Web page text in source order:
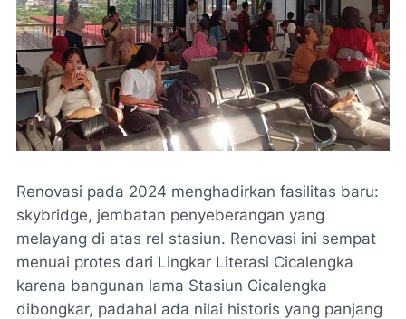
Renovasi pada 2024 menghadirkan fasilitas baru:
skybridge, jembatan penyeberangan yang
melayang di atas rel stasiun. Renovasi ini sempat
menuai protes dari Lingkar Literasi Cicalengka
karena bangunan lama Stasiun Cicalengka
dibongkar, padahal ada nilai historis yang panjang